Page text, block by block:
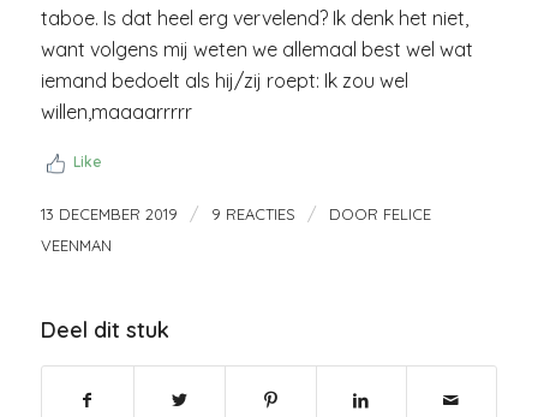
taboe. Is dat heel erg vervelend? Ik denk het niet,
want volgens mij weten we allemaal best wel wat
iemand bedoelt als hij/zij roept: Ik zou wel
willen,maaaarrrrr
Like
13 DECEMBER 2019 / 9 REACTIES / DOOR FELICE
VEENMAN
Deel dit stuk